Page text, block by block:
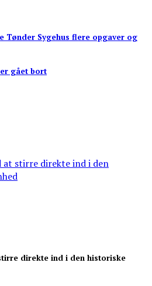
Tønder Sygehus flere opgaver og
gået bort
direkte ind i den historiske